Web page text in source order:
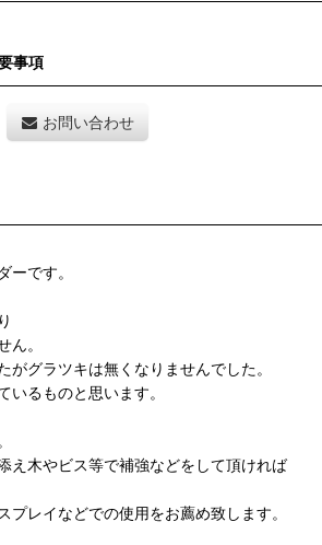
事項
お問い合わせ
ーです。
ん。
がグラツキは無くなりませんでした。
いるものと思います。
え木やビス等で補強などをして頂ければ
プレイなどでの使用をお薦め致します。